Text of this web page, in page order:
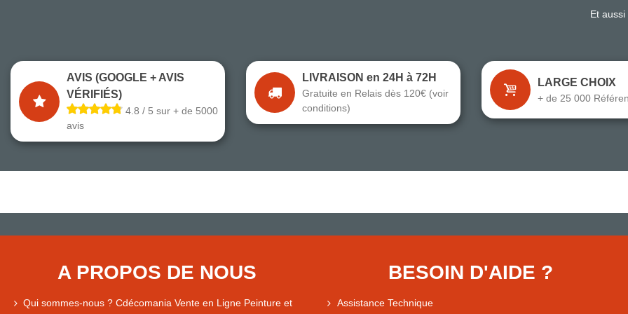
Et
AVIS (GOOGLE + AVIS
VÉRIFIÉS)
4.8 / 5 sur + de 5000
avis
LIVRAISON en 24H à 72H
Gratuite en Relais dès 120€ (voir
conditions)
LARGE CHOIX
+ de 25 000
A PROPOS DE NOUS
Qui sommes-nous ? Cdécomania Vente en Ligne Peinture et
BESOIN D'AIDE ?
Assistance Technique